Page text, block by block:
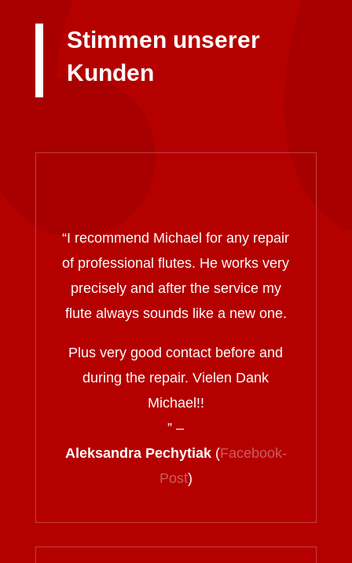
Stimmen unserer
Kunden
“I recommend Michael for any repair
of professional flutes. He works very
precisely and after the service my
flute always sounds like a new one.
Plus very good contact before and
during the repair. Vielen Dank
Michael!!
” –
Aleksandra Pechytiak(Facebook-
Post)